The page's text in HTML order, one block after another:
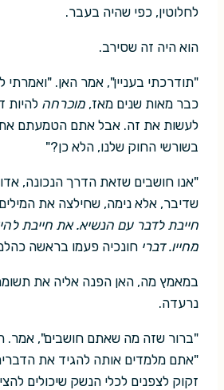
לחלוטין, כפי שהיה בעבר.
הוא היה זה שסירב.
"תודרכתי בעניין", אמר האן. "ואמרתי
כבר מאות שנים מאז, מוכרחה להיות
לעשות את זה. אבל אתם הטמעתם
בשורשי החוק שלנו, הלא כן?"
"אנו חושבים שזאת הדרך הנכונה,
שדיבר, אלא נימה, שחילצה את
חייבת לדבר עם הנשיא. את חייבת
מחייו. דברי חונכיה פעמו בראשה
במאמץ מה, האן הפנה אליה את תשומת
נרעדה.
"ברור שזה מה שאתם חושבים", אמר.
"אתם מלמדים אותה להגיד את
זקוק לצפנים לכלי הנשק שיכולים